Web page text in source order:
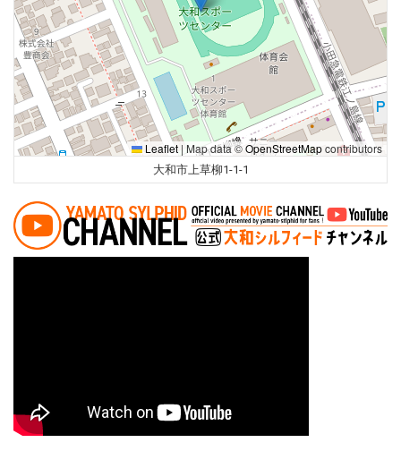
Leaflet | Map data ©OpenStreetMapcontributors
大和市上草柳1-1-1
投稿ナビゲーション